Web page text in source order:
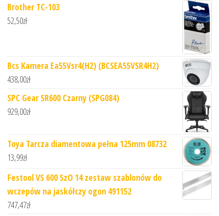
Brother TC-103
52,50zł
Bcs Kamera Ea55Vsr4(H2) (BCSEA55VSR4H2)
438,00zł
SPC Gear SR600 Czarny (SPG084)
929,00zł
Toya Tarcza diamentowa pełna 125mm 08732
13,99zł
Festool VS 600 SzO 14 zestaw szablonów do
wczepów na jaskółczy ogon 491152
747,47zł